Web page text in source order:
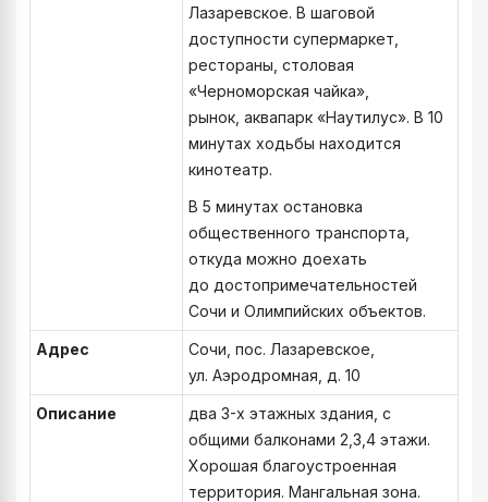
Лазаревское. В шаговой
доступности супермаркет,
рестораны, столовая
«Черноморская чайка»,
рынок, аквапарк «Наутилус». В 10
минутах ходьбы находится
кинотеатр.
В 5 минутах остановка
общественного транспорта,
откуда можно доехать
до достопримечательностей
Сочи и Олимпийских объектов.
Адрес
Сочи, пос. Лазаревское,
ул. Аэродромная, д. 10
Описание
два 3-х этажных здания, с
общими балконами 2,3,4 этажи.
Хорошая благоустроенная
территория. Мангальная зона.